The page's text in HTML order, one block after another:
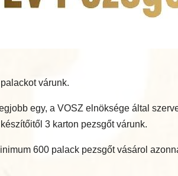
várunk.
egy, a VOSZ elnöksége által
3 karton pezsgőt várunk.
600 palack pezsgőt vásárol